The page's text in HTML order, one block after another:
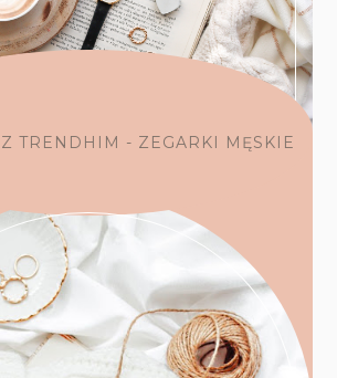
Z TRENDHIM - ZEGARKI MĘSKIE